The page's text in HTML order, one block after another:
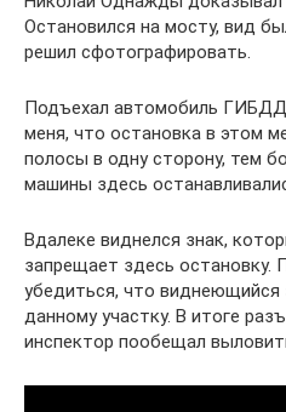
Остановился на мосту, вид
решил сфотографировать.
Подъехал автомобиль ГИБДД
меня, что остановка в этом
полосы в одну сторону, тем
машины здесь
Вдалеке виднелся знак,
запрещает здесь остановку.
убедиться, что виднеющийся
данному участку. В итоге
инспектор пообещал